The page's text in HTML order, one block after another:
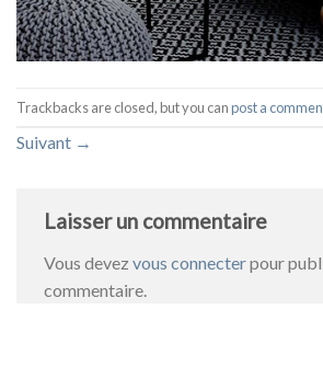
Trackbacks are closed, but you canpost a
Suivant →
Laisser un commentaire
Vous devez vous connecterpour
commentaire.